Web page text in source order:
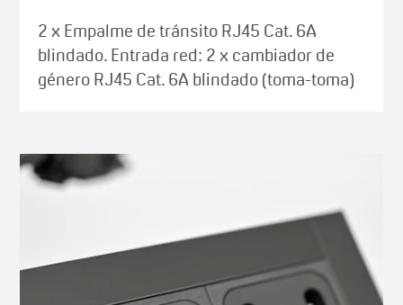
2 x Empalme de tránsito RJ45 Cat. 6A
blindado. Entrada red: 2 x cambiador de
género RJ45 Cat. 6A blindado (toma-toma)